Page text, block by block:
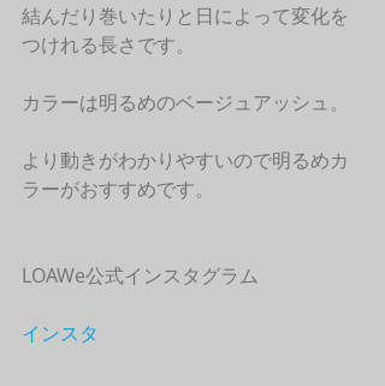
結んだり巻いたりと日によって変化を
つけれる長さです。
カラーは明るめのベージュアッシュ。
より動きがわかりやすいので明るめカ
ラーがおすすめです。
LOAWe公式インスタグラム
インスタ